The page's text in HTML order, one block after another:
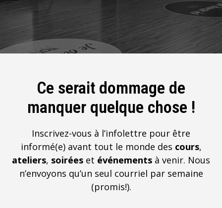
Ce serait dommage de
manquer quelque chose !
Inscrivez-vous à l’infolettre pour être
informé(e) avant tout le monde des cours,
ateliers, soirées et événements à venir. Nous
n’envoyons qu’un seul courriel par semaine
(promis!).